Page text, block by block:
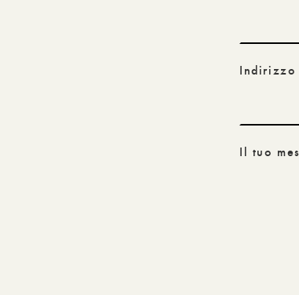
Indirizzo
Il tuo